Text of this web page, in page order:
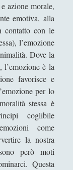
progetto
argomenti
azione morale,
emotiva, alla
contatto con le
l’emozione
Dove la
l’emozione è la
favorisce e
per lo
stessa è
coglibile
come
la nostra
però moti
Questa